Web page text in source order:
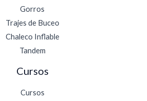
Gorros
Trajes de Buceo
Chaleco Inflable
Tandem
Cursos
Cursos